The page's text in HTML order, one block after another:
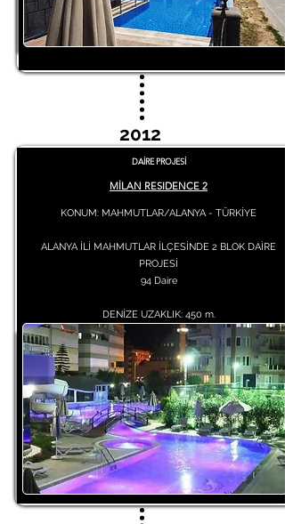
2012
DAİRE PROJESİ
MİLAN RESIDENCE 2
KONUM: MAHMUTLAR/ALANYA - TÜRKİYE
ALANYA İLİ MAHMUTLAR İLÇESİNDE 2 BLOK DAİRE
PROJESİ
94 Daire
DENİZE UZAKLIK: 450 m.